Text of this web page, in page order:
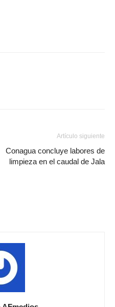
Artículo siguiente
Conagua concluye labores de
limpieza en el caudal de Jala